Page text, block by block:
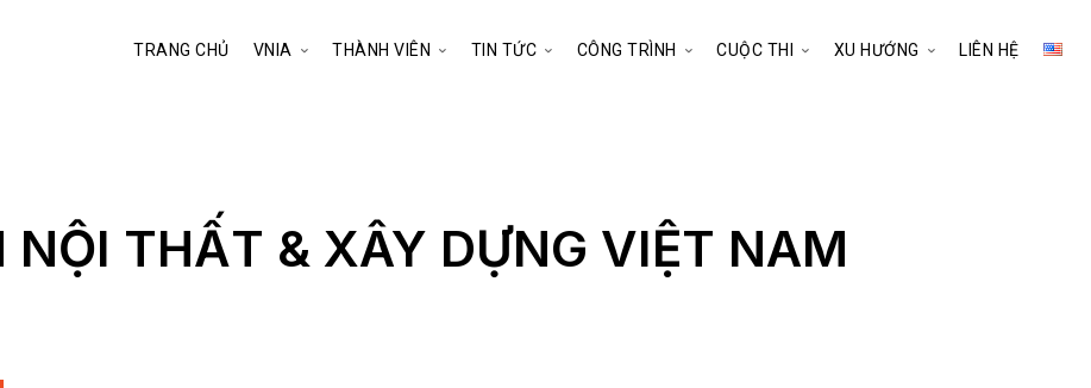
TRANG CHỦ VNIA THÀNH VIÊN TIN TỨC CÔNG TRÌNH CUỘC THI XU HƯỚNG LIÊN HỆ
NỘI THẤT & XÂY DỰNG VIỆT NAM